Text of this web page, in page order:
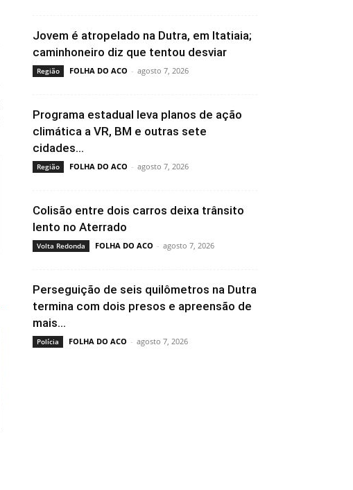
Jovem é atropelado na Dutra, em Itatiaia;
caminhoneiro diz que tentou desviar
Região FOLHA DO ACO - agosto 7, 2026
Programa estadual leva planos de ação
climática a VR, BM e outras sete
cidades...
Região FOLHA DO ACO - agosto 7, 2026
Colisão entre dois carros deixa trânsito
lento no Aterrado
Volta Redonda FOLHA DO ACO - agosto 7, 2026
Perseguição de seis quilômetros na Dutra
termina com dois presos e apreensão de
mais...
Polícia FOLHA DO ACO - agosto 7, 2026